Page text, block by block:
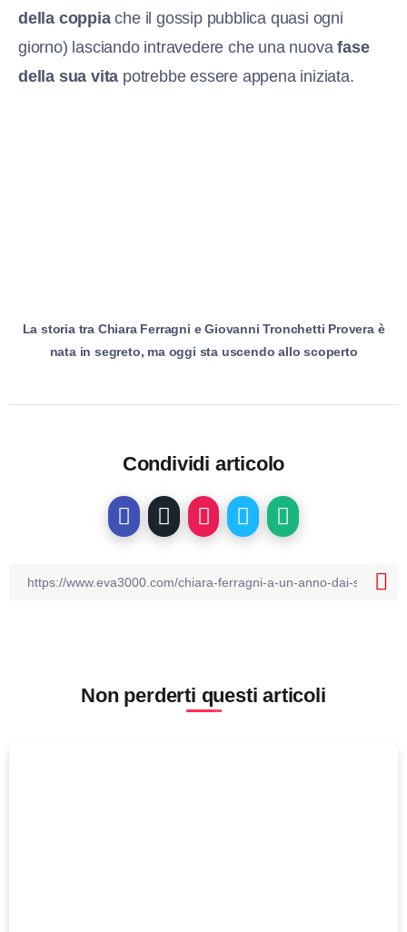
della coppiache il gossip pubblica quasi ogni
giorno) lasciando intravedere che una nuovafase
della sua vita potrebbe essere appena iniziata.
La storia tra Chiara Ferragni e Giovanni Tronchetti Provera è
nata in segreto, ma oggi sta uscendo allo scoperto
Condividi articolo
Non perderti questi articoli